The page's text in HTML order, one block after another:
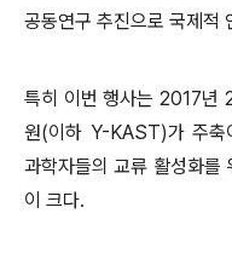
공동연구 추진으로 국제적
특히 이번 행사는 2017년
원(이하 Y-KAST)가 주축
과학자들의 교류 활성화를
이 크다.